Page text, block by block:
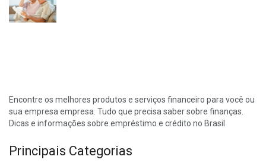
Encontre os melhores produtos e serviços financeiro para você ou
sua empresa empresa. Tudo que precisa saber sobre finanças.
Dicas e informações sobre empréstimo e crédito no Brasil
Principais Categorias